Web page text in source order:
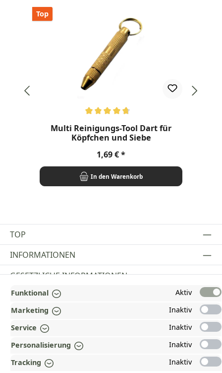
Top
Multi Reinigungs-Tool Dart für
Köpfchen und Siebe
Regulärer Preis:
1,69 €
In den Warenkorb
TOP
INFORMATIONEN
GESETZLICHE INFORMATIONEN
ZAHLUNGS- UND VERSANDARTEN
AUSGEZEICHNET UND ZERTIFIZIERT!
UNSERE COMMUNITIES
Funktional
Aktiv
Marketing
Inaktiv
Service
Inaktiv
Personalisierung
Inaktiv
Tracking
Inaktiv